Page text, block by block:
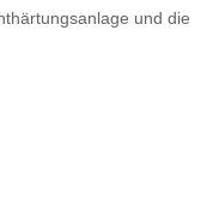
und die